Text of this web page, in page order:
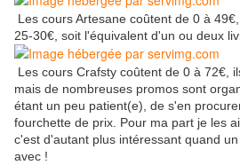
Les cours Artesane coûtent de 0 à
25-30€, soit l'équivalent d'un ou deux
Les cours Crafsty coûtent de 0 à 72€,
mais de nombreuses promos sont
étant un peu patient(e), de s'en
fourchette de prix. Pour ma part je les
c'est d'autant plus intéressant quand
avec !